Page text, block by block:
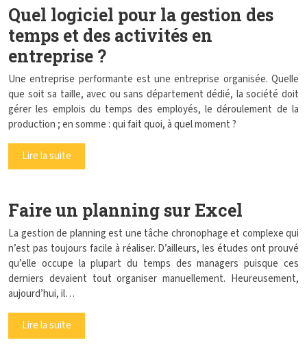
Quel logiciel pour la gestion des
temps et des activités en
entreprise ?
Une entreprise performante est une entreprise organisée. Quelle
que soit sa taille, avec ou sans département dédié, la société doit
gérer les emplois du temps des employés, le déroulement de la
production ; en somme : qui fait quoi, à quel moment ?
Lire la suite
Faire un planning sur Excel
La gestion de planning est une tâche chronophage et complexe qui
n’est pas toujours facile à réaliser. D’ailleurs, les études ont prouvé
qu’elle occupe la plupart du temps des managers puisque ces
derniers devaient tout organiser manuellement. Heureusement,
aujourd’hui, il…
Lire la suite